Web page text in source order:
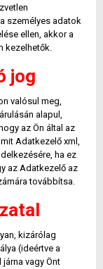
személyes adatok
ellen, akkor a
kezelhetők.
jog
valósul meg,
alapul,
az Ön által az
Adatkezelő xml,
ha ez
az Adatkezelő az
továbbítsa.
kizárólag
(ideértve a
vagy Önt